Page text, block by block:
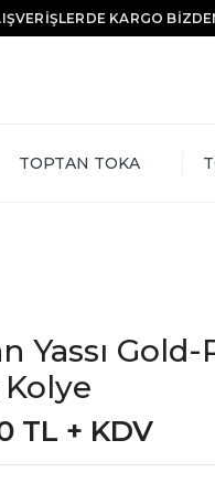
KARGO
TOPTAN TOKA
Yassı
TL + KDV